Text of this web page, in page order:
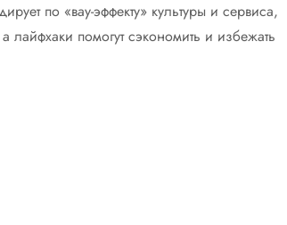
по «вау-эффекту» культуры и сервиса,
помогут сэкономить и избежать